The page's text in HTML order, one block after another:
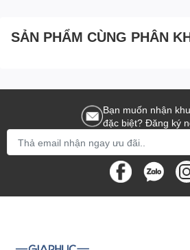
SẢN PHẨM CÙNG PHÂN
Bạn muốn nhận
đặc biệt? Đăng ký